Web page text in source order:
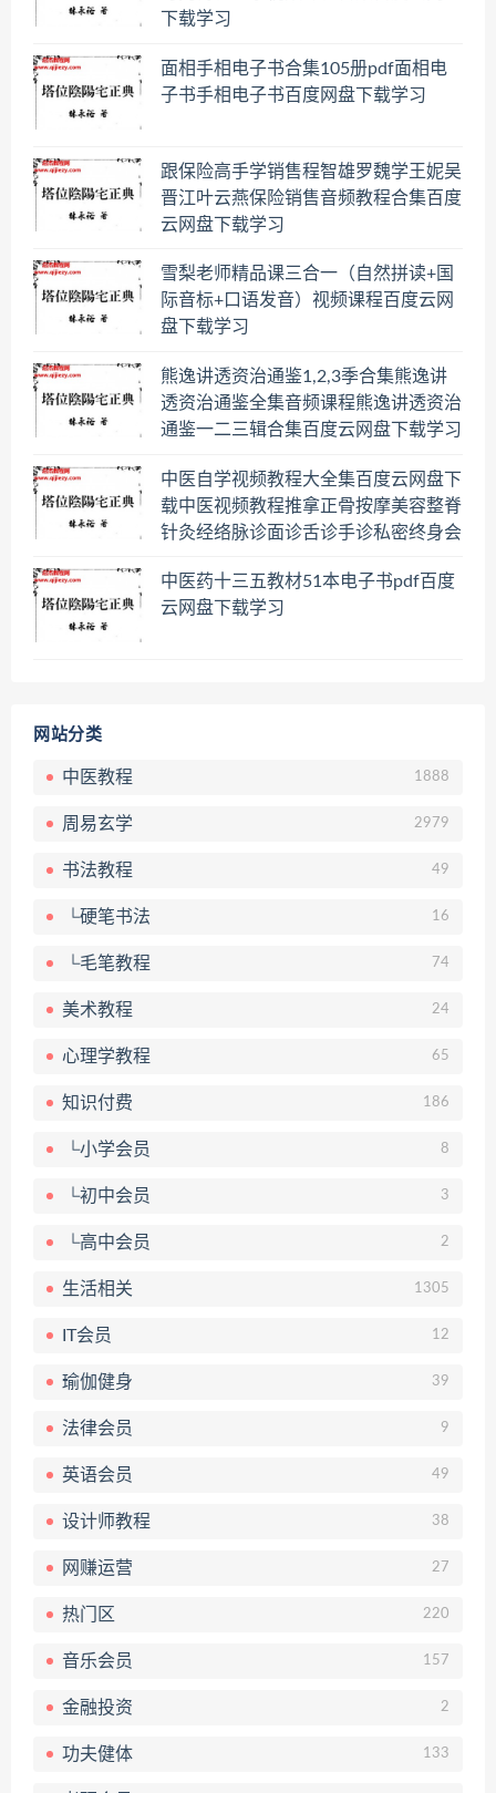
下载学习
面相手相电子书合集105册pdf面相电
子书手相电子书百度网盘下载学习
跟保险高手学销售程智雄罗魏学王妮吴
晋江叶云燕保险销售音频教程合集百度
云网盘下载学习
雪梨老师精品课三合一（自然拼读+国
际音标+口语发音）视频课程百度云网
盘下载学习
熊逸讲透资治通鉴1,2,3季合集熊逸讲
透资治通鉴全集音频课程熊逸讲透资治
通鉴一二三辑合集百度云网盘下载学习
中医自学视频教程大全集百度云网盘下
载中医视频教程推拿正骨按摩美容整脊
针灸经络脉诊面诊舌诊手诊私密终身会
中医药十三五教材51本电子书pdf百度
云网盘下载学习
网站分类
中医教程 1888
周易玄学 2979
书法教程 49
└硬笔书法 16
└毛笔教程 74
美术教程 24
心理学教程 65
知识付费 186
└小学会员 8
└初中会员 3
└高中会员 2
生活相关 1305
IT会员 12
瑜伽健身 39
法律会员 9
英语会员 49
设计师教程 38
网赚运营 27
热门区 220
音乐会员 157
金融投资 2
功夫健体 133